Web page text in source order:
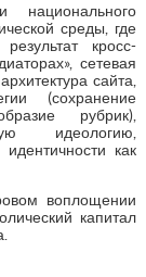
национального
среды, где
кросс-
сетевая
сайта,
(сохранение
рубрик),
идеологию,
как
воплощении
капитал